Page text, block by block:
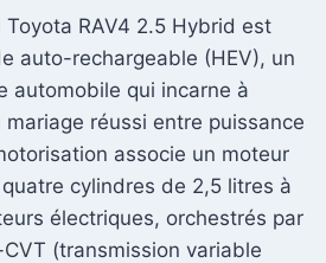
RAV4 2.5 Hybrid est
auto-rechargeable (HEV), un
automobile qui incarne à
mariage réussi entre puissance
associe un moteur
cylindres de 2,5 litres à
électriques, orchestrés par
(transmission variable